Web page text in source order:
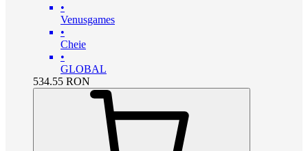
•
Venusgames
•
Cheie
•
GLOBAL
534.55 RON